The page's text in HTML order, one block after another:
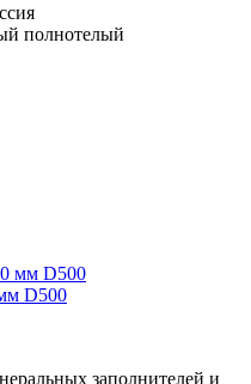
полнотелый
D500
заполнителей и